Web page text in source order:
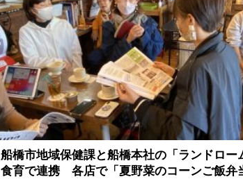
船橋市地域保健課と船橋本社の「ランドロー
食育で連携 各店で「夏野菜のコーンご飯弁